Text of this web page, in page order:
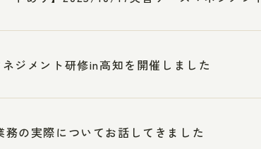
ジメント研修in高知を開催しました
の実際についてお話してきました